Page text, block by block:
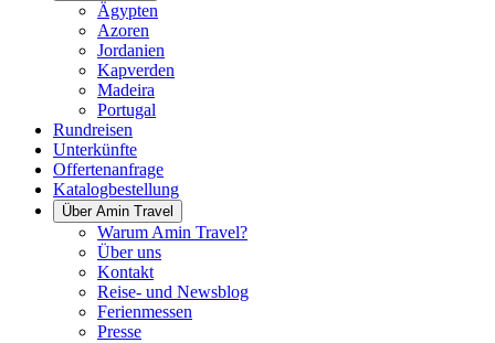
Ägypten
Azoren
Jordanien
Kapverden
Madeira
Portugal
Rundreisen
Unterkünfte
Offertenanfrage
Katalogbestellung
Über Amin Travel
Warum Amin Travel?
Über uns
Kontakt
Reise- und Newsblog
Ferienmessen
Presse